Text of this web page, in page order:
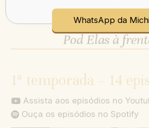
Mulheres que transbordam nos
Pod Elas à
1ª temporada – 14
Assista aos episódios no
Ouça os episódios no Spotify
WhatsApp da